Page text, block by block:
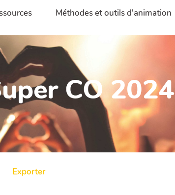
Méthodes et outils d'animation
CO 2024
Exporter